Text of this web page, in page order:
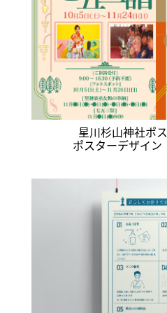
星川杉山神社ポ
ポスターデザイン